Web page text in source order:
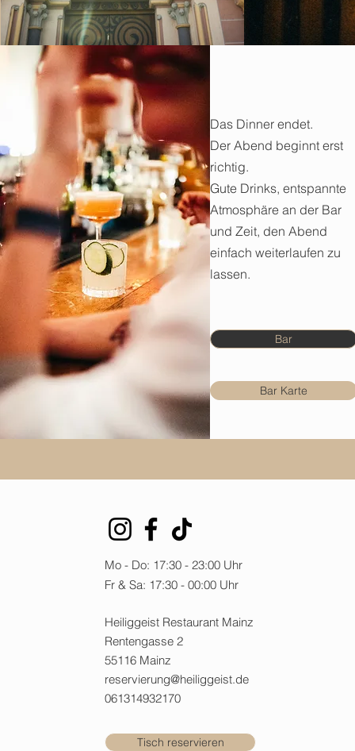
Das Dinner endet.
Der Abend beginnt erst
richtig.
Gute Drinks, entspannte
Atmosphäre an der Bar
und Zeit, den Abend
einfach weiterlaufen zu
lassen.
Bar
Bar Karte
Mo - Do: 17:30 - 23:00 Uhr​​
Fr & Sa: 17:30 - 00:00 Uhr
Heiliggeist Restaurant Mainz
Rentengasse 2
55116 Mainz
reservierung@heiliggeist.de
061314932170
Tisch reservieren